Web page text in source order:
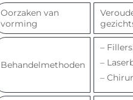
Oorzaken van
vorming
Behandelmethoden
–
–
–